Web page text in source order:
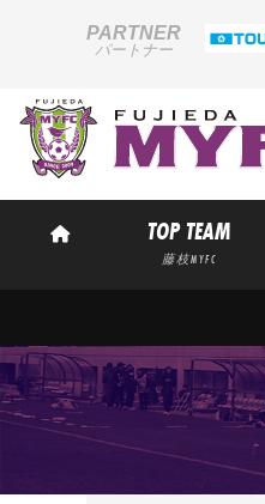
PARTNER
パートナー
TOP TEAM
藤枝MYFC